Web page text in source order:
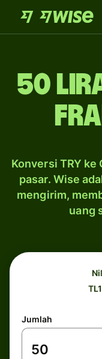
50
Konversi TRY ke
pasar. Wise
mengirim,
uang
Jumlah